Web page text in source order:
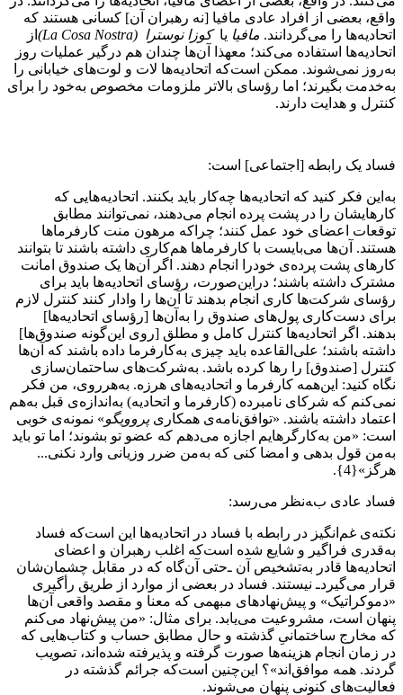
واقع، بعضی از افراد عادی مافیا [نه رهبران آن] کسانی هستند که
اتحادیه‌ها را می‌گردانند. مافیا یاکوزا نوسترا (
La Cosa Nostra
) از
اتحادیه‌ها استفاده می‌کند؛ معهذا آن‌ها چندان هم درگیر عملیات روز
به‌روز نمی‌شوند. ممکن است‌که اتحادیه‌ها لات و لوت‌های خیابانی را
به‌خدمت بگیرند؛ اما رؤسای بالاتر ملزومات مخصوص به‌خود را برای
کنترل و هدایت دارند.
فساد یک رابطه [اجتماعی] است:
به‌این فکر کنید که اتحادیه‌ها چه‌کار باید بکنند. اتحادیه‌هایی که
کارهایشان را در پشت پرده انجام می‌دهند، نمی‌توانند مطابق
توقعات اعضای خود عمل کنند؛ چراکه مرهون منت کارفرماها
هستند. آن‌ها می‌بایست با کارفرما‌ها هم‌کاری داشته باشند تا بتوانند
کارهای پشت پرده‌ی خودرا انجام دهند. اگر آن‌ها یک صندوق امانت
مشترک داشته باشند؛ دراین‌صورت، رؤسای اتحادیه‌ها باید برای
رؤسای شرکت‌ها کاری انجام بدهند تا آ‌ن‌ها را وادار کنند کنترل لازم
برای دست‌کاری پول‌های صندوق را به‌آن‌ها [رؤسای اتحادیه‌ها]
بدهند. اگر اتحادیه‌‌ها کنترل کامل و مطلق [روی این‌گونه صندوق‌ها]
داشته باشند؛ علی‌القاعده باید چیزی به‌کارفرما داده باشند که آن‌ها
کنترل [صندوق] را رها کرده باشد. به‌شرکت‌های ساحتمان‌سازی
نگاه کنید: این‌همه کارفرما و اتحادیه‌های هرزه. به‌هرروی، من فکر
نمی‌کنم که شرکای نامبرده (کارفرما و اتحادیه) به‌اندازه‌ی قبل به‌هم
اعتماد داشته باشند. «توافق‌نامه‌ی همکاریپروویگو» نمونه‌ی خوبی
است: «من به‌‌کارگرهایم اجازه می‌دهم که عضو تو بشوند؛ اما تو باید
به‌من قول بدهی و امضا کنی که به‌من ضرر وزیانی وارد نکنی...
هرگز»{4}.
فساد عادی به‌نظر می‌رسد:
نکته‌ی غم‌انگیز در رابطه با فساد در اتحادیه‌ها این است‌که فساد
به‌قدری فراگیر و شایع شده است‌که اغلب رهبران و اعضای
اتحادیه‌ها قادر به‌تشخیص آن ـ‌حتی آن‌گاه که در مقابل چشمان‌شان
قرار می‌گیرد‌ـ نیستند. فساد در بعضی از موارد از طریق رأگیری
«دموکراتیک» و پیش‌نهادهای مبهمی که معنا و مقصد واقعی آن‌ها
پنهان است، مشروعیت می‌یابد. برای مثال: «من پیش‌نهاد می‌کنم
که مخارج ساختمانیِ گذشته و حال مطابق حساب و کتاب‌هایی که
در زمان انجام هزینه‌ها صورت گرفته و پذیرفته شده‌اند، تصویب
گردند. همه موافق‌اند»؟ این‌چنین است‌که جرائم گذشته در
فعالیت‌های کنونی پنهان می‌شوند.